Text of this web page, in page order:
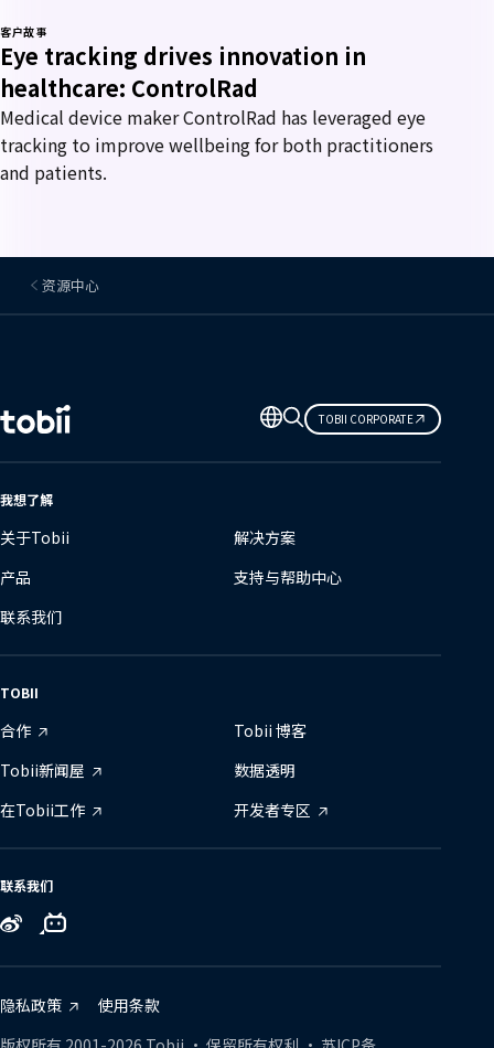
客户故事
Eye tracking drives innovation in
healthcare: ControlRad
Medical device maker ControlRad has leveraged eye
tracking to improve wellbeing for both practitioners
and patients.
资源中心
更
改
语
TOBII CORPORATE
我想了解
关于Tobii
解决方案
产品
支持与帮助中心
联系我们
TOBII
合作
Tobii 博客
Tobii新闻屋
数据透明
在Tobii工作
开发者专区
联系我们
Tobii
Weibo
Tobii
Zhihu
Tobii
Bilibili
隐私政策
使用条款